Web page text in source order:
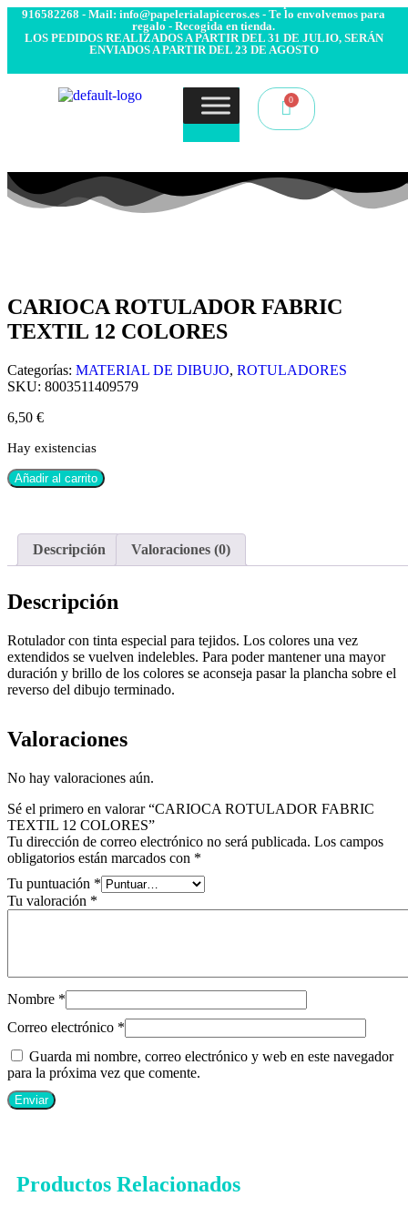
916582268 - Mail: info@papelerialapiceros.es - Te lo envolvemos para
regalo - Recogida en tienda.
LOS PEDIDOS REALIZADOS A PARTIR DEL 31 DE JULIO, SERÁN
ENVIADOS A PARTIR DEL 23 DE AGOSTO
CARIOCA ROTULADOR FABRIC
TEXTIL 12 COLORES
Categorías: MATERIAL DE DIBUJO, ROTULADORES
SKU: 8003511409579
6,50 €
Hay existencias
Añadir al carrito
Descripción Valoraciones (0)
Descripción
Rotulador con tinta especial para tejidos. Los colores una vez
extendidos se vuelven indelebles. Para poder mantener una mayor
duración y brillo de los colores se aconseja pasar la plancha sobre el
reverso del dibujo terminado.
Valoraciones
No hay valoraciones aún.
Sé el primero en valorar “CARIOCA ROTULADOR FABRIC
TEXTIL 12 COLORES”
Tu dirección de correo electrónico no será publicada. Los campos
obligatorios están marcados con *
Tu puntuación *
Tu valoración *
Nombre *
Correo electrónico *
Guarda mi nombre, correo electrónico y web en este navegador
para la próxima vez que comente.
Productos Relacionados